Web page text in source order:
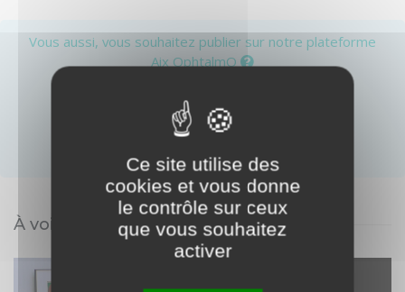
Vous aussi, vous souhaitez publier sur notre plateforme
Aix OphtalmO
Créer un compte ou
À voir également
Ce site utilise des
cookies et vous donne
le contrôle sur ceux
que vous souhaitez
activer